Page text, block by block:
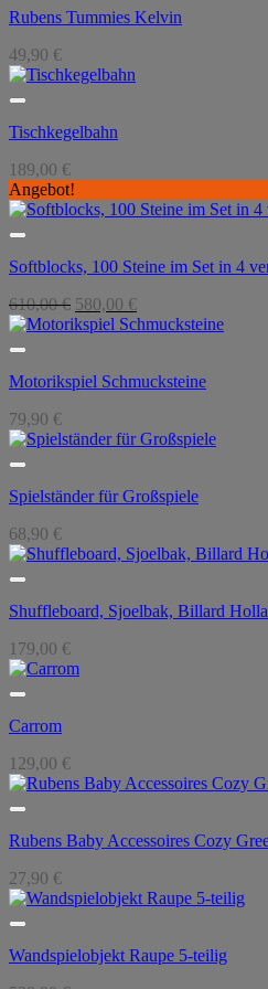
Rubens Tummies Kelvin
49,90 €
Tischkegelbahn
189,00 €
Angebot!
Softblocks, 100 Steine im Set in 4
610,00€ Ursprünglicher
Preis
580,00 €Aktueller
Preis
Motorikspiel Schmucksteine
79,90 €
Spielständer für Großspiele
68,90 €
Shuffleboard, Sjoelbak, Billard
179,00 €
Carrom
129,00 €
Rubens Baby Accessoires Cozy
27,90 €
Wandspielobjekt Raupe 5-teilig